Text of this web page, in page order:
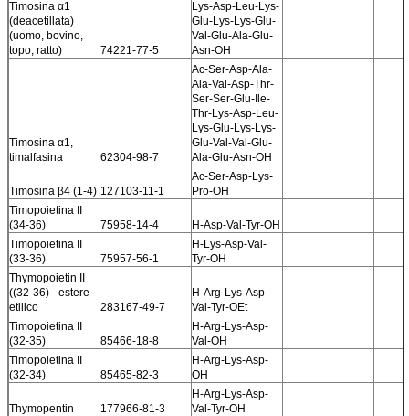
Timosina α1
(deacetillata)
(uomo, bovino,
topo, ratto)
74221-77-5
Lys-Asp-Leu-Lys-
Glu-Lys-Lys-Glu-
Val-Glu-Ala-Glu-
Asn-OH
Timosina α1,
timalfasina
62304-98-7
Ac-Ser-Asp-Ala-
Ala-Val-Asp-Thr-
Ser-Ser-Glu-Ile-
Thr-Lys-Asp-Leu-
Lys-Glu-Lys-Lys-
Glu-Val-Val-Glu-
Ala-Glu-Asn-OH
Timosina β4 (1-4) 127103-11-1
Ac-Ser-Asp-Lys-
Pro-OH
Timopoietina II
(34-36)
75958-14-4
H-Asp-Val-Tyr-OH
Timopoietina II
(33-36)
75957-56-1
H-Lys-Asp-Val-
Tyr-OH
Thymopoietin II
((32-36) - estere
etilico
283167-49-7
H-Arg-Lys-Asp-
Val-Tyr-OEt
Timopoietina II
(32-35)
85466-18-8
H-Arg-Lys-Asp-
Val-OH
Timopoietina II
(32-34)
85465-82-3
H-Arg-Lys-Asp-
OH
Thymopentin 177966-81-3
H-Arg-Lys-Asp-
Val-Tyr-OH